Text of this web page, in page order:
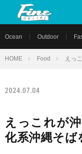
Ocean Outdoor
HOME Food えっ
2024.07.04
えっこれが
化系沖縄そば